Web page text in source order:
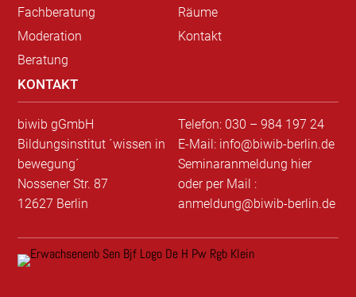
Fachberatung
Moderation
Beratung
Räume
Kontakt
KONTAKT
biwib gGmbH
Bildungsinstitut ´wissen in
bewegung´
Nossener Str. 87
12627 Berlin
Telefon: 030 – 984 197 24
E-Mail: info@biwib-berlin.de
Seminaranmeldung hier
oder per Mail :
anmeldung@biwib-berlin.de